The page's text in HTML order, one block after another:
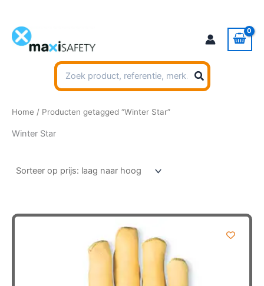
inhoud
Zoeken
naar:
Home / Producten getagged “Winter Star”
Winter Star